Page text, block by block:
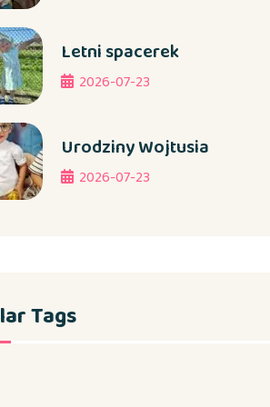
Letni spacerek
2026-07-23
Urodziny Wojtusia
2026-07-23
Tags